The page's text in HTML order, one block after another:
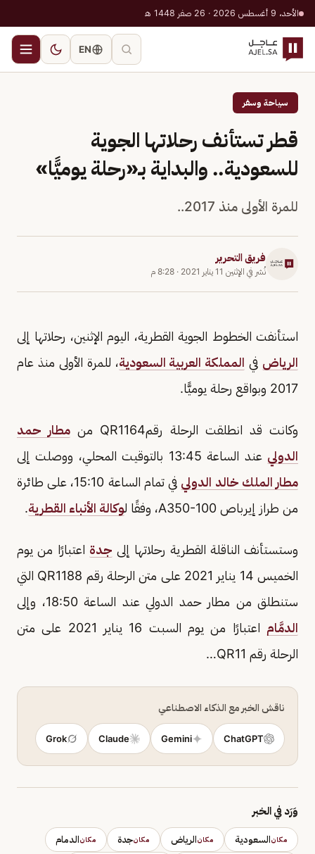
الأحد، 9 أغسطس 2026 · 26 صفر 1448 هـ
EN
سياحة وسفر
قطر تستأنف رحلاتها الجوية
للسعودية.. والبداية بـ«رحلة يوميًّا»
للمرة الأولى منذ 2017..
فريق التحرير
نُشر في الإثنين 11 يناير 2021 · 8:28 م
استأنفت الخطوط الجوية القطرية، اليوم الإثنين، رحلاتها إلى
الرياض في المملكة العربية السعودية، للمرة الأولى منذ عام
2017 وبواقع رحلة يوميًّا.
وكانت قد انطلقت الرحلة رقمQR1164 من
مطار حمد
الدولي عند الساعة 13:45 بالتوقيت المحلي، ووصلت إلى
مطار الملك خالد الدولي
في تمام الساعة 15:10، على طائرة
من طراز إيرباص A350-100، وفقًا ل
وكالة الأنباء القطرية.
وستستأنف الناقلة القطرية رحلاتها إلى جدة اعتبارًا من يوم
الخميس 14 يناير 2021 على متن الرحلة رقم QR1188 التي
ستنطلق من مطار حمد الدولي عند الساعة 18:50، وإلى
الدمَّام
اعتبارًا من يوم السبت 16 يناير 2021 على متن
الرحلة رقم QR11…
ناقش الخبر مع الذكاء الاصطناعي
ChatGPT
Gemini
Claude
Grok
وَرَد في الخبر
مكانالسعودية مكانالرياض مكانجدة مكانالدمام